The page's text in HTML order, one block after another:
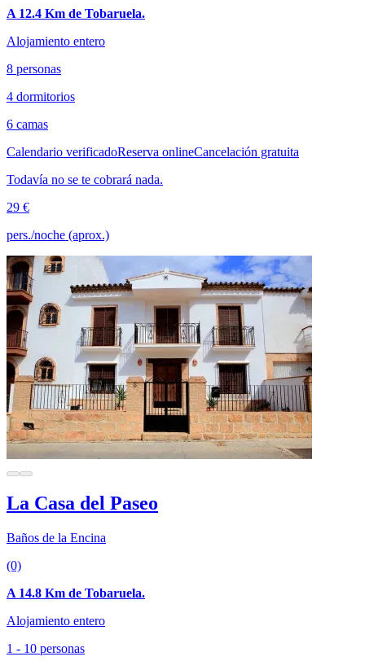
A 12.4 Km de Tobaruela.
Alojamiento entero
8 personas
4 dormitorios
6 camas
Calendario verificadoReserva onlineCancelación gratuita
Todavía no se te cobrará nada.
29 €
pers./noche (aprox.)
La Casa del Paseo
Baños de la Encina
(0)
A 14.8 Km de Tobaruela.
Alojamiento entero
1 - 10 personas